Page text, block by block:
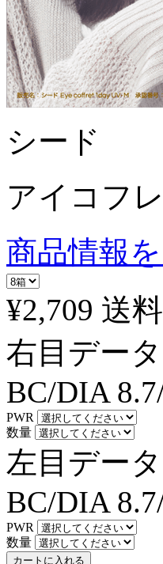
シード
アイコフ
商品情報
¥2,709 送
右目デー
BC/DIA
PWR
数量
左目デー
BC/DIA
PWR
数量
カートに入れる